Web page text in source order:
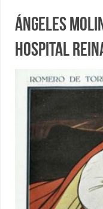
Ángeles
hospital